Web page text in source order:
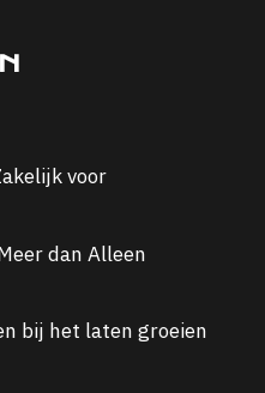
voor
dan Alleen
bij het laten groeien